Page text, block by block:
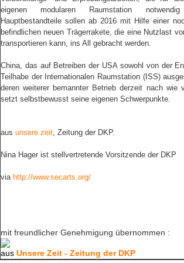
eigenen modularen Raumstation
Hauptbestandteile sollen ab 2016 mit Hilfe einer
befindlichen neuen Trägerrakete, die eine Nutzlast
transportieren kann, ins All gebracht werden.
China, das auf Betreiben der USA sowohl von der
Teilhabe der Internationalen Raumstation (ISS)
deren weiterer bemannter Betrieb derzeit nach wie
setzt selbstbewusst seine eigenen Schwerpunkte.
aus unsere zeit, Zeitung der DKP.
Nina Hager ist stellvertretende Vorsitzende der
via http://www.secarts.org/
mit freundlicher Genehmigung übernommen :
aus Unsere Zeit - Zeitung der DKP